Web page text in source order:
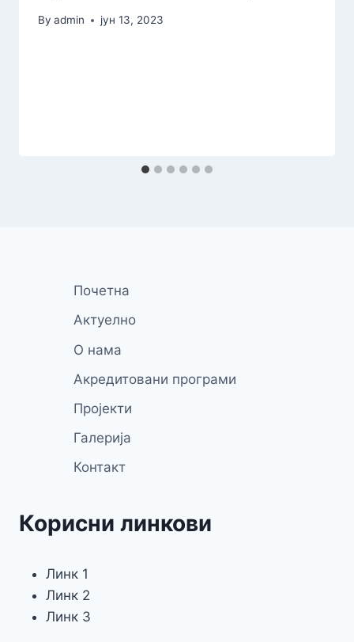
By admin јун 13, 2023
Почетна
Актуелно
О нама
Акредитовани програми
Пројекти
Галерија
Контакт
Корисни линкови
Линк 1
Линк 2
Линк 3